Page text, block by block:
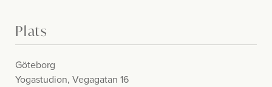
Plats
Göteborg
Yogastudion, Vegagatan 16